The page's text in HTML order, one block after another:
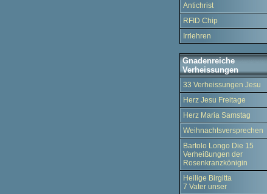
Antichrist
RFID Chip
Irrlehren
Gnadenreiche
Verheissungen
33 Verheissungen Jesu
Herz Jesu Freitage
Herz Maria Samstag
Weihnachtsversprechen
Bartolo Longo Die 15
Verheißungen der
Rosenkranzkönigin
Heilige Birgitta
7 Vater unser